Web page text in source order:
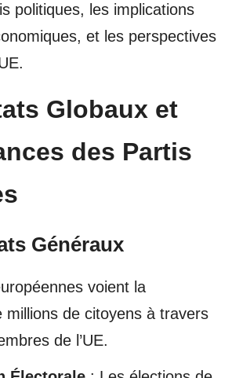
politiques, les implications
et les perspectives
Globaux et
des Partis
Généraux
voient la
millions de citoyens à travers
de l’UE.